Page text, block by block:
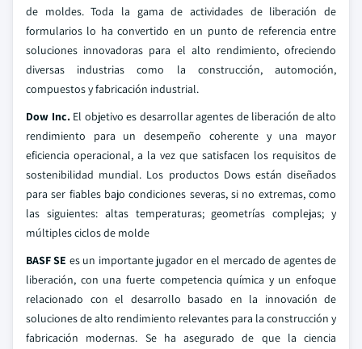
de moldes. Toda la gama de actividades de liberación de
formularios lo ha convertido en un punto de referencia entre
soluciones innovadoras para el alto rendimiento, ofreciendo
diversas industrias como la construcción, automoción,
compuestos y fabricación industrial.
Dow Inc.El objetivo es desarrollar agentes de liberación de alto
rendimiento para un desempeño coherente y una mayor
eficiencia operacional, a la vez que satisfacen los requisitos de
sostenibilidad mundial. Los productos Dows están diseñados
para ser fiables bajo condiciones severas, si no extremas, como
las siguientes: altas temperaturas; geometrías complejas; y
múltiples ciclos de molde
BASF SE es un importante jugador en el mercado de agentes de
liberación, con una fuerte competencia química y un enfoque
relacionado con el desarrollo basado en la innovación de
soluciones de alto rendimiento relevantes para la construcción y
fabricación modernas. Se ha asegurado de que la ciencia